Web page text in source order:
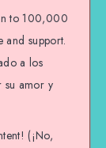
to 100,000
and support.
a los
su amor y
(¡No,